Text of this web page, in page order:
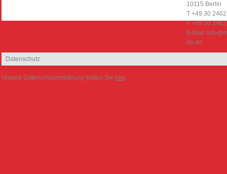
10115 Berlin
T +49 30
F +49 30
E-Mail:
bb.de
Datenschutz
Unsere Datenschutzerklärung finden Sie hier.